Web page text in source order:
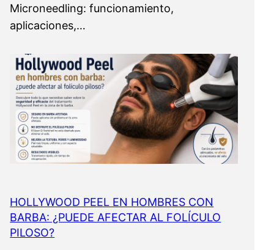
Microneedling: funcionamiento,
aplicaciones,…
HOLLYWOOD PEEL EN HOMBRES CON
BARBA: ¿PUEDE AFECTAR AL FOLÍCULO
PILOSO?